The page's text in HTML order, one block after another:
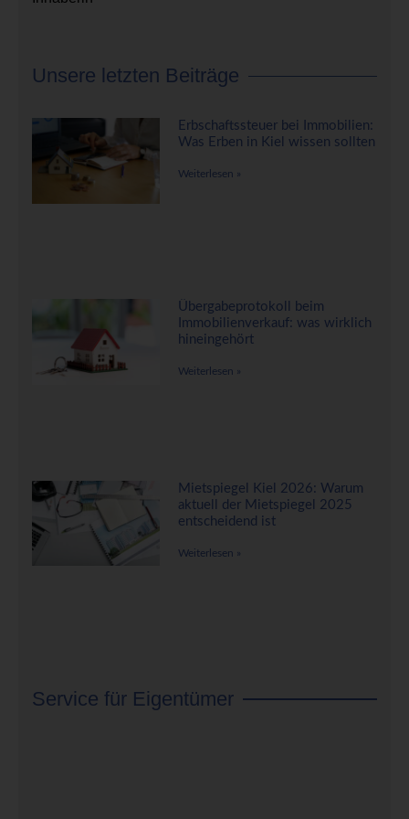
Unsere letzten Beiträge
Erbschaftssteuer bei Immobilien:
Was Erben in Kiel wissen sollten
Weiterlesen »
Übergabeprotokoll beim
Immobilienverkauf: was wirklich
hineingehört
Weiterlesen »
Mietspiegel Kiel 2026: Warum
aktuell der Mietspiegel 2025
entscheidend ist
Weiterlesen »
Service für Eigentümer